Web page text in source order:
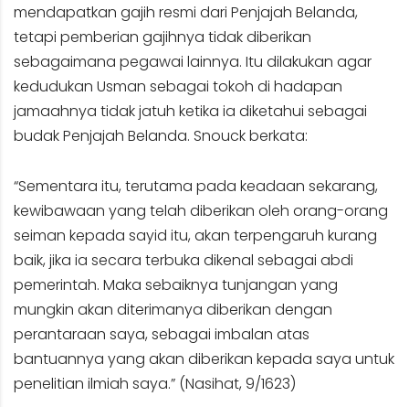
mendapatkan gajih resmi dari Penjajah Belanda,
tetapi pemberian gajihnya tidak diberikan
sebagaimana pegawai lainnya. Itu dilakukan agar
kedudukan Usman sebagai tokoh di hadapan
jamaahnya tidak jatuh ketika ia diketahui sebagai
budak Penjajah Belanda. Snouck berkata:
“Sementara itu, terutama pada keadaan sekarang,
kewibawaan yang telah diberikan oleh orang-orang
seiman kepada sayid itu, akan terpengaruh kurang
baik, jika ia secara terbuka dikenal sebagai abdi
pemerintah. Maka sebaiknya tunjangan yang
mungkin akan diterimanya diberikan dengan
perantaraan saya, sebagai imbalan atas
bantuannya yang akan diberikan kepada saya untuk
penelitian ilmiah saya.” (Nasihat, 9/1623)